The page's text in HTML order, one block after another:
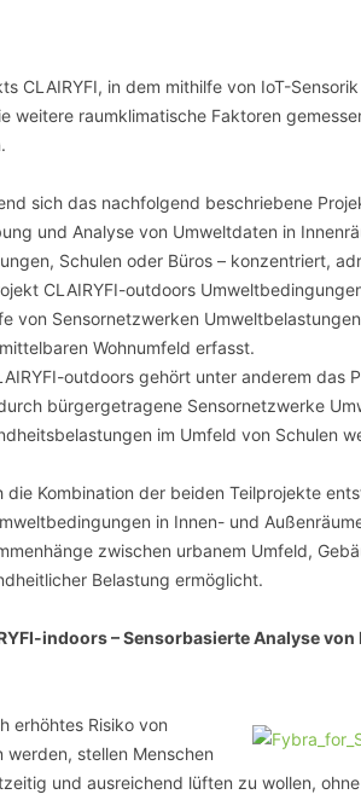
UPSCHOOLING
CLAIRYFI, in dem mithilfe von IoT-
raumklimatische Faktoren
sich das nachfolgend beschriebene
und Analyse von Umweltdaten in
Schulen oder Büros – konzentriert,
CLAIRYFI-outdoors
von Sensornetzwerken
Wohnumfeld erfasst.
outdoors gehört unter anderem das
bürgergetragene Sensornetzwerke
im Umfeld von Schulen
die Kombination der beiden Teilprojekte
in Innen- und
zwischen urbanem Umfeld,
Belastung ermöglicht.
indoors – Sensorbasierte Analyse
erhöhtes Risiko von
stellen Menschen
und ausreichend lüften zu wollen,